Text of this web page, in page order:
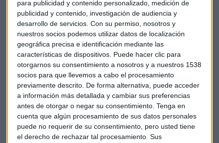
para publicidad y contenido personalizado, medición de
publicidad y contenido, investigación de audiencia y
desarrollo de servicios. Con su permiso, nosotros y
nuestros socios podemos utilizar datos de localización
geográfica precisa e identificación mediante las
características de dispositivos. Puede hacer clic para
otorgarnos su consentimiento a nosotros y a nuestros 1538
socios para que llevemos a cabo el procesamiento
previamente descrito. De forma alternativa, puede acceder
a información más detallada y cambiar sus preferencias
antes de otorgar o negar su consentimiento. Tenga en
cuenta que algún procesamiento de sus datos personales
puede no requerir de su consentimiento, pero usted tiene
el derecho de rechazar tal procesamiento. Sus
En la tienda de Degussa en Madrid, explica Tomás
Epeldegui, también han comprado el metal precioso que
han vendidoalgunos de sus inversores, pero lo tenían
“desde hace tiempo y lo han vendido para obtener unas
jugosas plusvalías” en un momento de subida como el
actual.